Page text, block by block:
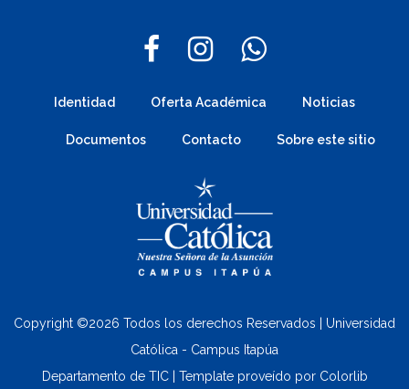
Identidad Oferta Académica Noticias
Documentos Contacto Sobre este sitio
Copyright ©2026 Todos los derechos Reservados | Universidad
Católica - Campus Itapúa
Departamento de TIC | Template proveído por Colorlib